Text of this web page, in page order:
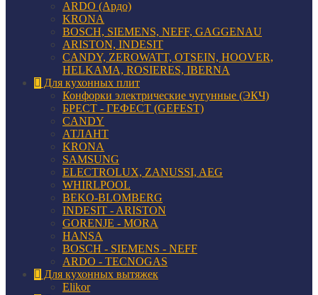
ARDO (Ардо)
KRONA
BOSCH, SIEMENS, NEFF, GAGGENAU
ARISTON, INDESIT
CANDY, ZEROWATT, OTSEIN, HOOVER,
HELKAMA, ROSIERES, IBERNA
Для кухонных плит
Конфорки электрические чугунные (ЭКЧ)
БРЕСТ - ГЕФЕСТ (GEFEST)
CANDY
АТЛАНТ
KRONA
SAMSUNG
ELECTROLUX, ZANUSSI, AEG
WHIRLPOOL
BEKO-BLOMBERG
INDESIT - ARISTON
GORENJE - MORA
HANSA
BOSCH - SIEMENS - NEFF
ARDO - TECNOGAS
Для кухонных вытяжек
Elikor